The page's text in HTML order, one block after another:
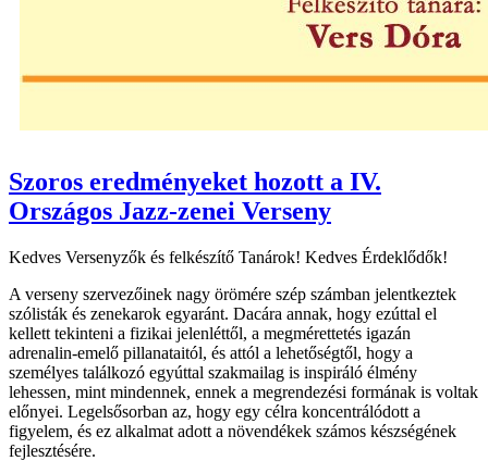
Szoros eredményeket hozott a IV.
Országos Jazz-zenei Verseny
Kedves Versenyzők és felkészítő Tanárok! Kedves Érdeklődők!
A verseny szervezőinek nagy örömére szép számban jelentkeztek
szólisták és zenekarok egyaránt. Dacára annak, hogy ezúttal el
kellett tekinteni a fizikai jelenléttől, a megmérettetés igazán
adrenalin-emelő pillanataitól, és attól a lehetőségtől, hogy a
személyes találkozó egyúttal szakmailag is inspiráló élmény
lehessen, mint mindennek, ennek a megrendezési formának is voltak
előnyei. Legelsősorban az, hogy egy célra koncentrálódott a
figyelem, és ez alkalmat adott a növendékek számos készségének
fejlesztésére.